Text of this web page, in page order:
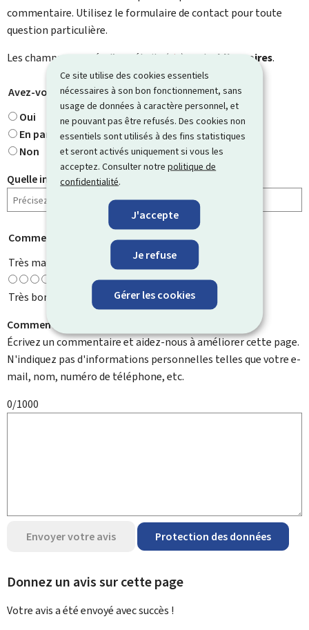
Ce site utilise des cookies essentiels
nécessaires à son bon fonctionnement, sans
usage de données à caractère personnel, et
ne pouvant pas être refusés. Des cookies non
essentiels sont utilisés à des fins statistiques
et seront activés uniquement si vous les
acceptez. Consulter notrepolitique de
confidentialité.
J'accepte
Je refuse
Gérer les cookies
commentaire. Utilisez le formulaire de contact pour toute
question particulière.
Les champs marqués d’une étoile ( * ) sont obligatoires.
Avez-vous trouvé ce que vous cherchiez ? *
Oui
En partie
Non
Quelle information cherchiez-vous ?
Comment évaluez-vous cette page ? *
Très mauvaise
Très bonne
Comment pouvons-nous l'améliorer ?
Écrivez un commentaire et aidez-nous à améliorer cette page.
N'indiquez pas d'informations personnelles telles que votre e-
mail, nom, numéro de téléphone, etc.
0/1000
Envoyer votre avis Protection des données
Donnez un avis sur cette page
Votre avis a été envoyé avecsuccès !